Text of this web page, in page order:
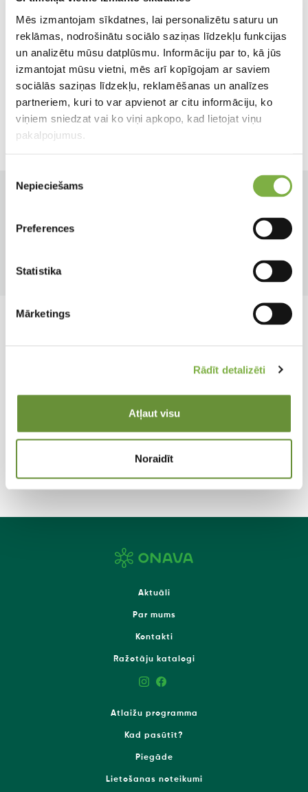
Mēs izmantojam sīkdatnes, lai personalizētu saturu un
reklāmas, nodrošinātu sociālo saziņas līdzekļu funkcijas
un analizētu mūsu datplūsmu. Informāciju par to, kā jūs
izmantojat mūsu vietni, mēs arī kopīgojam ar saviem
sociālās saziņas līdzekļu, reklamēšanas un analīzes
partneriem, kuri to var apvienot ar citu informāciju, ko
viņiem sniedzat vai ko viņi apkopo, kad lietojat viņu
pakalpojumus.
izvēle
Nepieciešams
Preferences
Statistika
Mārketings
Rādīt detalizēti
Atļaut visu
Noraidīt
CC plaukts 8 podiem (24cm) (84006)
Plaukts podiem un ziedu spainīšiem, piemērots drošai to
transportēšanai vai estētiskai izvietošanai tirdzniecības
vietā. Plauktu var ieāķēt CC ratos tāpat kā standarta
plauktus.
Ražotājs HI
Cc rati un aprīkojums
Aktuāli
Par mums
Kontakti
Ražotāju katalogi
Atlaižu programma
Kad pasūtīt?
Piegāde
Lietošanas noteikumi